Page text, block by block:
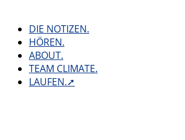
contentDIE NOTIZEN.
HÖREN.
ABOUT.
TEAM CLIMATE.
LAUFEN.➚